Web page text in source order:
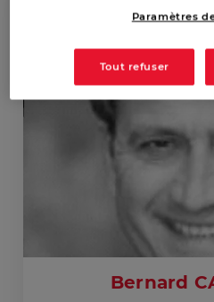
Bernard
Paramètres
Tout refuser